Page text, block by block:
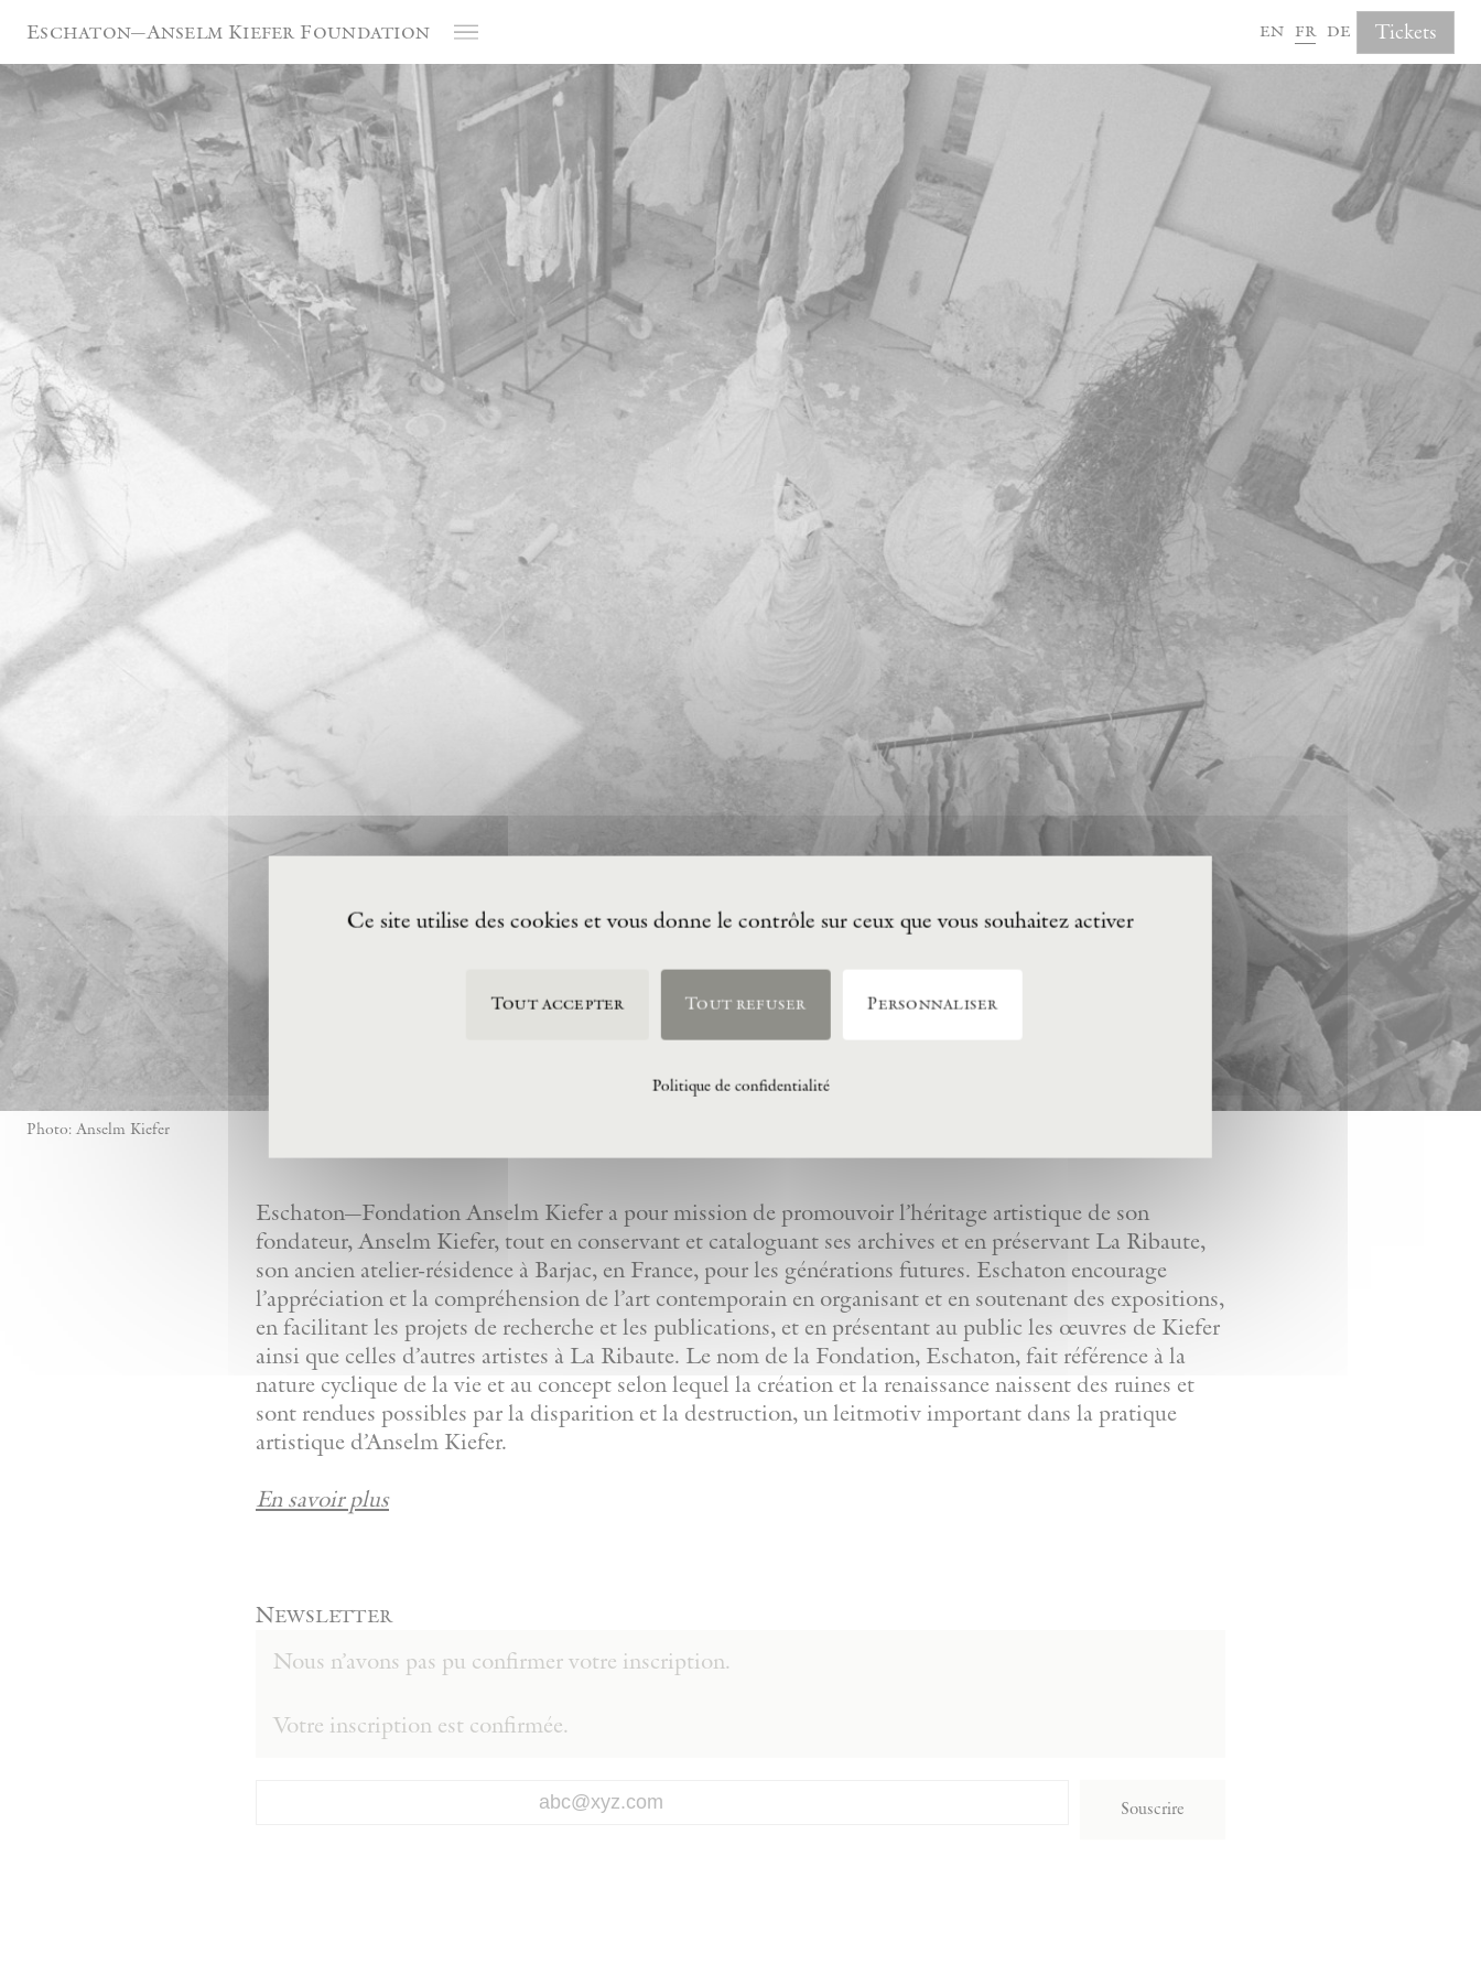
Eschaton—Anselm Kiefer Foundation en fr de Tickets
Photo: Anselm Kiefer
Eschaton—Fondation Anselm Kiefer a pour mission de promouvoir l’héritage artistique de son
fondateur, Anselm Kiefer, tout en conservant et cataloguant ses archives et en préservant La Ribaute,
son ancien atelier-résidence à Barjac, en France, pour les générations futures. Eschaton encourage
l’appréciation et la compréhension de l’art contemporain en organisant et en soutenant des expositions,
en facilitant les projets de recherche et les publications, et en présentant au public les œuvres de Kiefer
ainsi que celles d’autres artistes à La Ribaute. Le nom de la Fondation, Eschaton, fait référence à la
nature cyclique de la vie et au concept selon lequel la création et la renaissance naissent des ruines et
sont rendues possibles par la disparition et la destruction, un leitmotiv important dans la pratique
artistique d’Anselm Kiefer.
En savoir plus
Newsletter
Nous n’avons pas pu confirmer votre inscription.
Votre inscription est confirmée.
Souscrire
Ce site utilise des cookies et vous donne le contrôle sur ceux que vous souhaitez activer
Tout accepter Tout refuser Personnaliser
Politique de confidentialité